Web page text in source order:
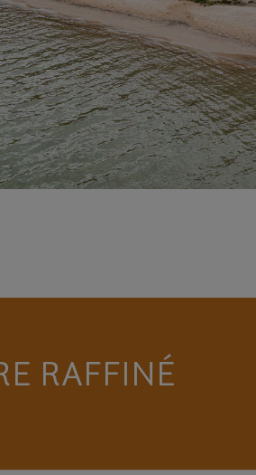
RAFFINÉ